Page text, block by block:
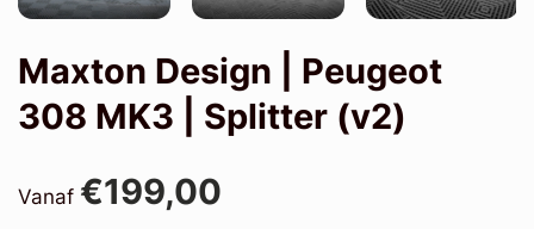
Maxton Design | Peugeot
308 MK3 | Splitter (v2)
Vanaf €199,00